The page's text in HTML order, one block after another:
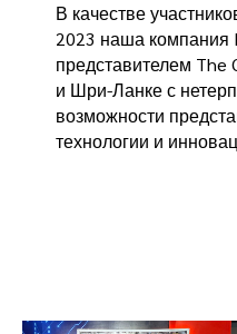
В качестве
2023 наша компания
представителем The
и Шри-Ланке с
возможности
технологии и